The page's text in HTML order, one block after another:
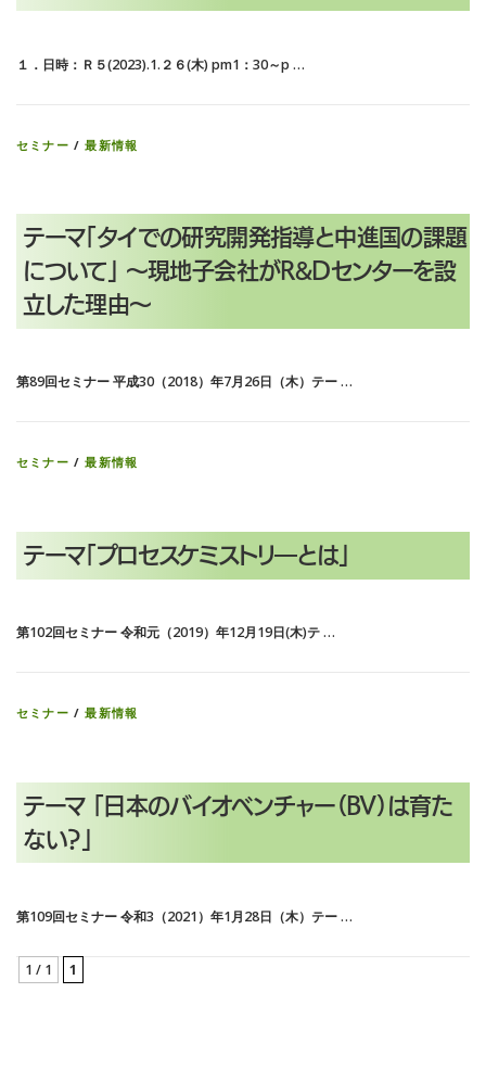
１．日時：Ｒ５(2023).1.２６(木) pm1：30～p …
セミナー /最新情報
テーマ「タイでの研究開発指導と中進国の課題
について」 ～現地子会社がR&Dセンターを設
立した理由～
第89回セミナー 平成30（2018）年7月26日（木）テー …
セミナー /最新情報
テーマ「プロセスケミストリ―とは」
第102回セミナー 令和元（2019）年12月19日(木)テ …
セミナー /最新情報
テーマ 「日本のバイオベンチャー（BV）は育た
ない？」
第109回セミナー 令和3（2021）年1月28日（木）テー …
1 / 1 1